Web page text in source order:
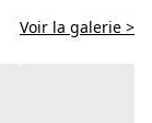
Voir la galerie >